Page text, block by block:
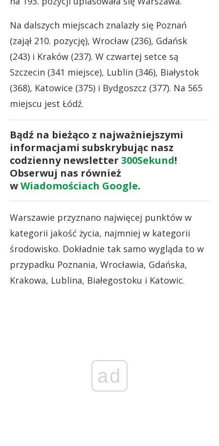
Na dalszych miejscach znalazły się Poznań
(zajął 210. pozycję), Wrocław (236), Gdańsk
(243) i Kraków (237). W czwartej setce są
Szczecin (341 miejsce), Lublin (346), Białystok
(368), Katowice (375) i Bydgoszcz (377). Na 565
miejscu jest Łódź.
Bądź na bieżąco z najważniejszymi
informacjami subskrybując nasz
codzienny newsletter 300Sekund!
Obserwuj nas również
wWiadomościach Google.
Warszawie przyznano najwięcej punktów w
kategorii jakość życia, najmniej w kategorii
środowisko. Dokładnie tak samo wygląda to w
przypadku Poznania, Wrocławia, Gdańska,
Krakowa, Lublina, Białegostoku i Katowic.
ad